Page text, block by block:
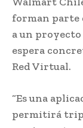
forman parte
a un proyecto
espera
Red Virtual.
“Es una
permitirá